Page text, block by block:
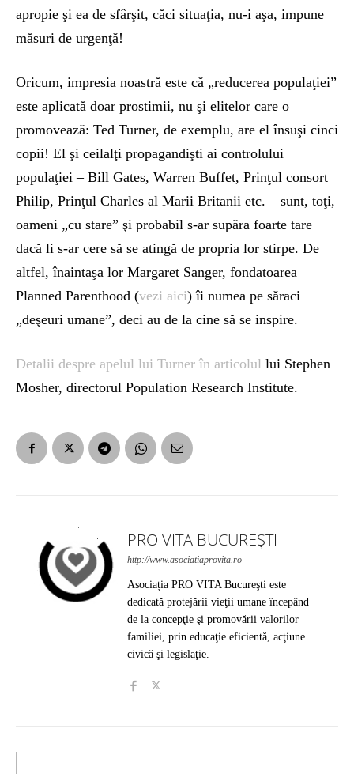
apropie şi ea de sfârşit, căci situaţia, nu-i aşa, impune
măsuri de urgenţă!
Oricum, impresia noastră este că „reducerea populaţiei”
este aplicată doar prostimii, nu şi elitelor care o
promovează: Ted Turner, de exemplu, are el însuşi cinci
copii! El şi ceilalţi propagandişti ai controlului
populaţiei – Bill Gates, Warren Buffet, Prinţul consort
Philip, Prinţul Charles al Marii Britanii etc. – sunt, toţi,
oameni „cu stare” şi probabil s-ar supăra foarte tare
dacă li s-ar cere să se atingă de propria lor stirpe. De
altfel, înaintaşa lor Margaret Sanger, fondatoarea
Planned Parenthood (vezi aici) îi numea pe săraci
„deşeuri umane”, deci au de la cine să se inspire.
Detalii despre apelul lui Turner în articolul lui Stephen
Mosher, directorul Population Research Institute.
PRO VITA BUCUREȘTI
http://www.asociatiaprovita.ro
Asociația PRO VITA Bucureşti este
dedicată protejării vieţii umane începând
de la concepţie şi promovării valorilor
familiei, prin educaţie eficientă, acţiune
civică şi legislaţie.